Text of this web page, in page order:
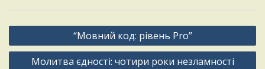
“Мовний код: рівень Pro”
Молитва єдності: чотири роки незламності